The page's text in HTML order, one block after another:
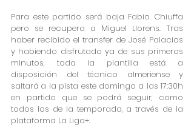
Para este partido será baja Fabio Chiuffa
pero se recupera a Miguel Llorens. Tras
haber recibido el transfer de José Palacios
y habiendo disfrutado ya de sus primeros
minutos, toda la plantilla está a
disposición del técnico almeriense y
saltará a la pista este domingo a las 17:30h
en partido que se podrá seguir, como
todos los de la temporada, a través de la
plataforma La Liga+.